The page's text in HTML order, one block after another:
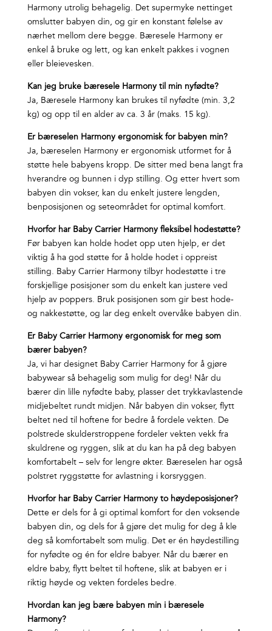
Harmony utrolig behagelig. Det supermyke nettinget
omslutter babyen din, og gir en konstant følelse av
nærhet mellom dere begge. Bæresele Harmony er
enkel å bruke og lett, og kan enkelt pakkes i vognen
eller bleievesken.
Kan jeg bruke bæresele Harmony til min nyfødte?
Ja, Bæresele Harmony kan brukes til nyfødte (min. 3,2
kg) og opp til en alder av ca. 3 år (maks. 15 kg).
Er bæreselen Harmony ergonomisk for babyen min?
Ja, bæreselen Harmony er ergonomisk utformet for å
støtte hele babyens kropp. De sitter med bena langt fra
hverandre og bunnen i dyp stilling. Og etter hvert som
babyen din vokser, kan du enkelt justere lengden,
benposisjonen og seteområdet for optimal komfort.
Hvorfor har Baby Carrier Harmony fleksibel hodestøtte?
Før babyen kan holde hodet opp uten hjelp, er det
viktig å ha god støtte for å holde hodet i oppreist
stilling. Baby Carrier Harmony tilbyr hodestøtte i tre
forskjellige posisjoner som du enkelt kan justere ved
hjelp av poppers. Bruk posisjonen som gir best hode-
og nakkestøtte, og lar deg enkelt overvåke babyen din.
Er Baby Carrier Harmony ergonomisk for meg som
bærer babyen?
Ja, vi har designet Baby Carrier Harmony for å gjøre
babywear så behagelig som mulig for deg! Når du
bærer din lille nyfødte baby, plasser det trykkavlastende
midjebeltet rundt midjen. Når babyen din vokser, flytt
beltet ned til hoftene for bedre å fordele vekten. De
polstrede skulderstroppene fordeler vekten vekk fra
skuldrene og ryggen, slik at du kan ha på deg babyen
komfortabelt – selv for lengre økter. Bæreselen har også
polstret ryggstøtte for avlastning i korsryggen.
Hvorfor har Baby Carrier Harmony to høydeposisjoner?
Dette er dels for å gi optimal komfort for den voksende
babyen din, og dels for å gjøre det mulig for deg å kle
deg så komfortabelt som mulig. Det er én høydestilling
for nyfødte og én for eldre babyer. Når du bærer en
eldre baby, flytt beltet til hoftene, slik at babyen er i
riktig høyde og vekten fordeles bedre.
Hvordan kan jeg bære babyen min i bæresele
Harmony?